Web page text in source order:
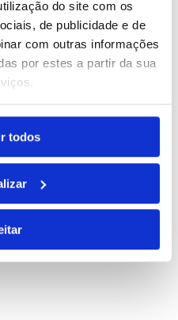
do site com os
de publicidade e de
com outras informações
por estes a partir da sua
todos